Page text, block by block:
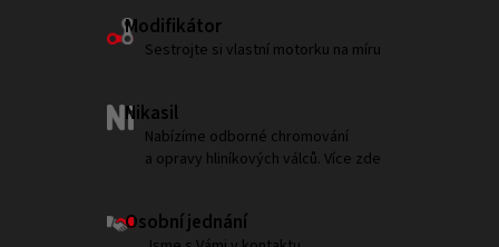
Modifikátor
Sestrojte si vlastní motorku na míru
Nikasil
Nabízíme odborné chromování
a opravy hliníkových válců. Více zde
Osobní jednání